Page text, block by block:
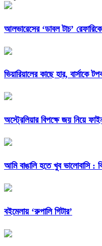
আলভারেসের ‘ডাবল টাচ’
ভিয়ারিয়ালের কাছে হার, বার্সাকে
অস্ট্রেলিয়ার বিপক্ষে জয় নিয়ে
আমি বাঙালি হতে খুব ভালোবাসি :
বইমেলায় ‘রুপালি গিটার’